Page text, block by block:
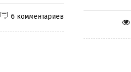
6 комментариев